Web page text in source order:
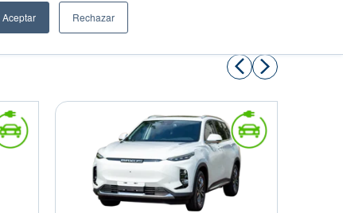
Aceptar Rechazar
Compartir: